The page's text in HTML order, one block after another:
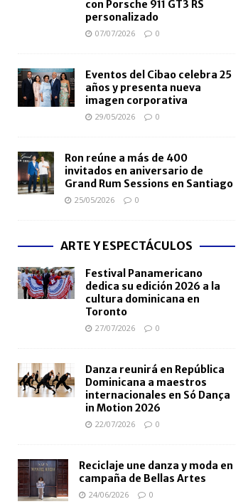
con Porsche 911 GT3 RS
personalizado
07/07/2026 0
Eventos del Cibao celebra 25
años y presenta nueva
imagen corporativa
29/05/2026 0
Ron reúne a más de 400
invitados en aniversario de
Grand Rum Sessions en Santiago
25/05/2026 0
ARTE Y ESPECTÁCULOS
Festival Panamericano
dedica su edición 2026 a la
cultura dominicana en
Toronto
27/07/2026 0
Danza reunirá en República
Dominicana a maestros
internacionales en Só Dança
in Motion 2026
22/07/2026 0
Reciclaje une danza y moda en
campaña de Bellas Artes
24/06/2026 0